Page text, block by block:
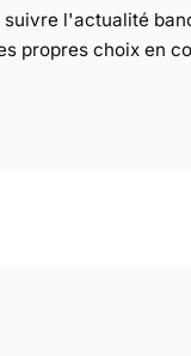
l'actualité
propres choix en